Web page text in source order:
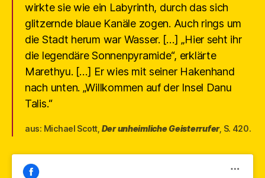
wirkte sie wie ein Labyrinth, durch das sich
glitzernde blaue Kanäle zogen. Auch rings um
die Stadt herum war Wasser. […] „Hier seht ihr
die legendäre Sonnenpyramide“, erklärte
Marethyu. […] Er wies mit seiner Hakenhand
nach unten. „Willkommen auf der Insel Danu
Talis.“
aus: Michael Scott, Der unheimliche Geisterrufer, S. 420.